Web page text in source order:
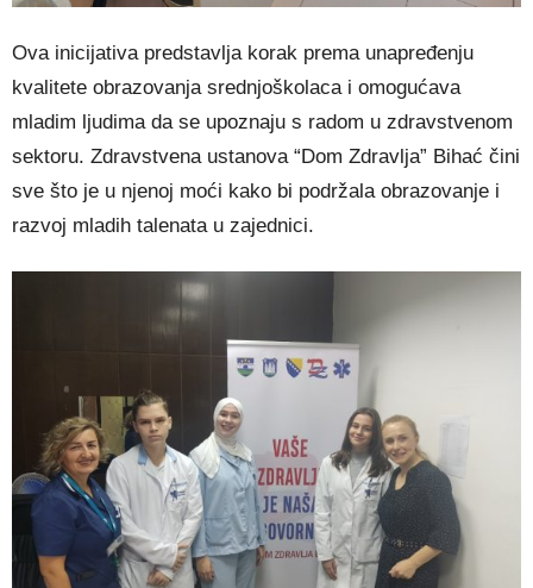
Ova inicijativa predstavlja korak prema unapređenju
kvalitete obrazovanja srednjoškolaca i omogućava
mladim ljudima da se upoznaju s radom u zdravstvenom
sektoru. Zdravstvena ustanova “Dom Zdravlja” Bihać čini
sve što je u njenoj moći kako bi podržala obrazovanje i
razvoj mladih talenata u zajednici.